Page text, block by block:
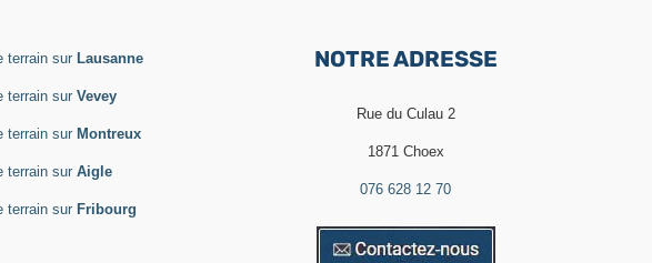
terrain sur Lausanne
terrain sur Vevey
terrain sur Montreux
terrain sur Aigle
terrain sur Fribourg
NOTRE ADRESSE
Rue du Culau 2
1871 Choex
076 628 12 70